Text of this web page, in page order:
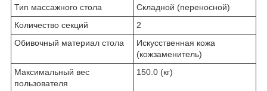
Тип массажного стола
Складной (переносной)
Количество секций
2
Обивочный материал стола
Искусственная кожа
(кожзаменитель)
Максимальный вес
пользователя
150.0 (кг)